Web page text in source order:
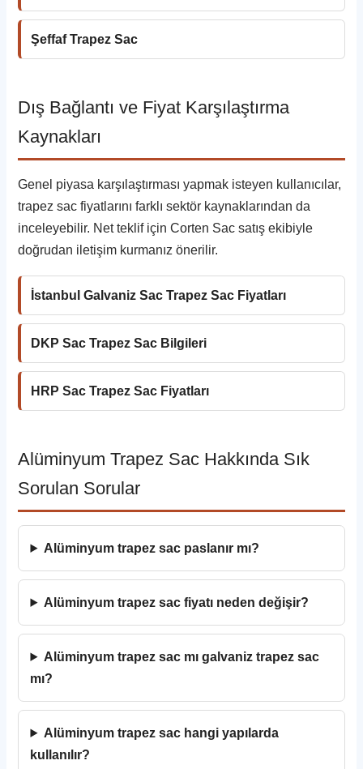
Şeffaf Trapez Sac
Dış Bağlantı ve Fiyat Karşılaştırma
Kaynakları
Genel piyasa karşılaştırması yapmak isteyen kullanıcılar,
trapez sac fiyatlarını farklı sektör kaynaklarından da
inceleyebilir. Net teklif için Corten Sac satış ekibiyle
doğrudan iletişim kurmanız önerilir.
İstanbul Galvaniz Sac Trapez Sac Fiyatları
DKP Sac Trapez Sac Bilgileri
HRP Sac Trapez Sac Fiyatları
Alüminyum Trapez Sac Hakkında Sık
Sorulan Sorular
Alüminyum trapez sac paslanır mı?
Alüminyum trapez sac fiyatı neden değişir?
Alüminyum trapez sac mı galvaniz trapez sac
mı?
Alüminyum trapez sac hangi yapılarda
kullanılır?